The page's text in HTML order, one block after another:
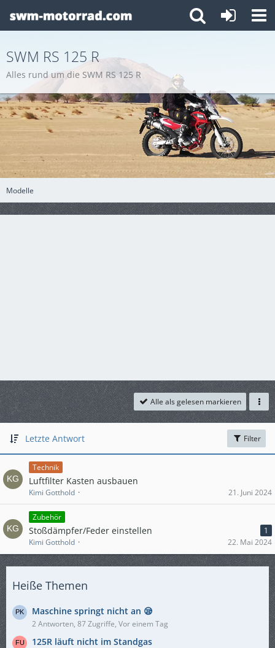
Modelle
SWM RS 125 R
Alles rund um die SWM RS 125 R
Alle als gelesen markieren
Letzte Antwort Filter
Technik
Luftfilter Kasten ausbauen
Kimi Gotthold 21. Juni 2024
Zubehör
Stoßdämpfer/Feder einstellen
1
Kimi Gotthold
22. Mai 2024
Heiße Themen
Maschine springt nicht an 😪
2 Antworten, 87 Zugriffe, Vor einem Tag
125R läuft nicht im Standgas